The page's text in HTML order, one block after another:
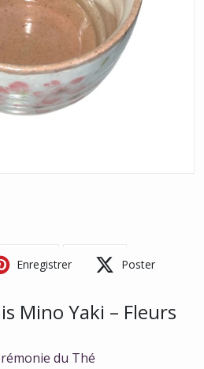
Enregistrer Poster
Mino Yaki – Fleurs
du Thé